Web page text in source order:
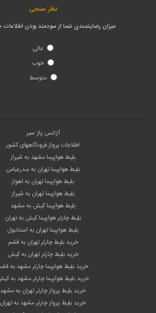
نظر سنجی
میزان رضایتمندی شما از سودمند بودن اطلاعات
عالی
خوب
متوسط
آژانس پاژ سیر
اطلاعات پرواز فرودگاههای کشور
بلیط هواپیما مشهد به شیراز
بلیط هواپیما تهران به بندرعباس
بلیط هواپیما تهران به اهواز
بلیط هواپیما تهران به شیراز
بلیط هواپیما کیش به مشهد
بلیط چارتر هواپیما کیش به تهران
بلیط هواپیما تهران به استانبول
خرید بلیط چارتر تهران به قشم
خرید بلیط چارتر تهران به کیش
خرید بلیط هواپیما چارتر مشهد به
خرید بلیط هواپیما چارتر مشهد به
خرید بلیط پرواز چارتر تهران به مشهد
خرید بلیط پرواز چارتر مشهد به تهران